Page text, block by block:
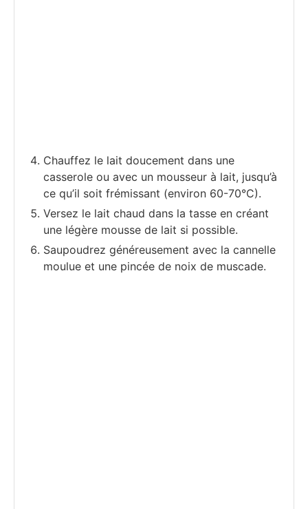
Chauffez le lait doucement dans une
casserole ou avec un mousseur à lait, jusqu’à
ce qu’il soit frémissant (environ 60-70°C).
Versez le lait chaud dans la tasse en créant
une légère mousse de lait si possible.
Saupoudrez généreusement avec la cannelle
moulue et une pincée de noix de muscade.